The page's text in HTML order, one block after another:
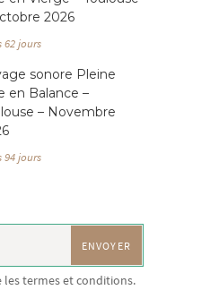
2026
62 jours
sonore Pleine
en Balance –
– Novembre
94 jours
les termes et conditions.